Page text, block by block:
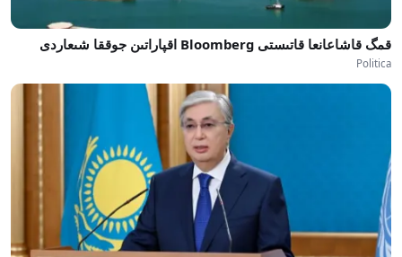
قمگ قاشاعانعا قاتىستى Bloomberg اقپاراتىن جوققا شىعاردى
Politica